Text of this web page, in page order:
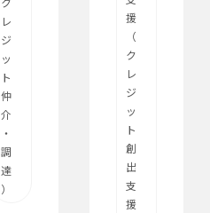
レ
ジ
ッ
ト
仲
介
・
調
達
）
援
（
ク
レ
ジ
ッ
ト
創
出
支
援